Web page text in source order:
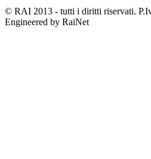
© RAI 2013 - tutti i diritti riservati.
Engineered by RaiNet